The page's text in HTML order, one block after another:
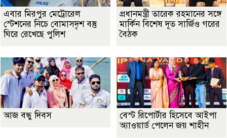
এবার মিরপুর মেট্রোরেল
স্টেশনের নিচে বোমাসদৃশ বস্তু
ঘিরে রেখেছে পুলিশ
প্রধানমন্ত্রী তারেক রহমানের সঙ্গে
মার্কিন বিশেষ দূত সার্জিও গরের
বৈঠক
আজ বন্ধু দিবস
বেস্ট রিপোর্টার হিসেবে আইপা
অ্যাওয়ার্ড পেলেন জয় শাহীন